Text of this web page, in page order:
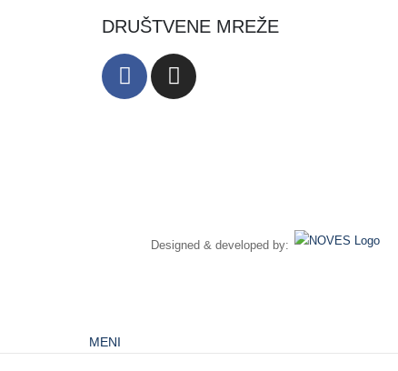
DRUŠTVENE MREŽE
Designed & developed by:
MENI